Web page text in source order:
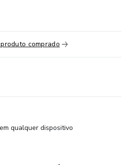
a usar uma única ferramenta
comprado
qualquer dispositivo